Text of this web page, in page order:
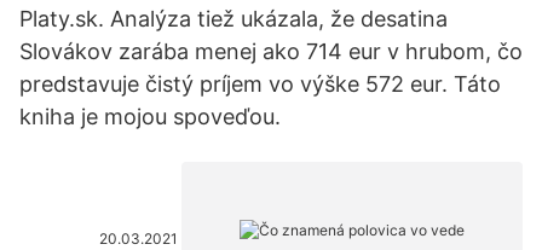
Platy.sk. Analýza tiež ukázala, že desatina
Slovákov zarába menej ako 714 eur v hrubom, čo
predstavuje čistý príjem vo výške 572 eur. Táto
kniha je mojou spoveďou.
20.03.2021